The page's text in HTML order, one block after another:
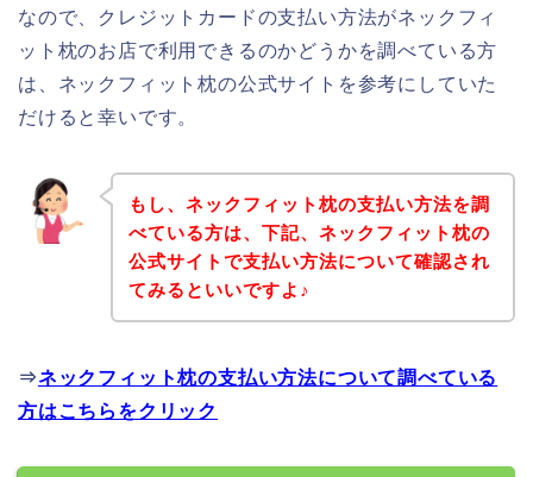
なので、クレジットカードの支払い方法がネックフィ
ット枕のお店で利用できるのかどうかを調べている方
は、ネックフィット枕の公式サイトを参考にしていた
だけると幸いです。
もし、ネックフィット枕の支払い方法を調
べている方は、下記、ネックフィット枕の
公式サイトで支払い方法について確認され
てみるといいですよ♪
⇒ネックフィット枕の支払い方法について調べている
方はこちらをクリック